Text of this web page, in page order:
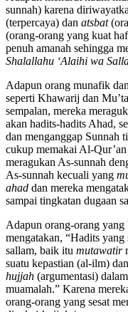
Adapun menurut kaum
sunnah) karena
(terpercaya) danatsbat
(orang-orang yang kuat
penuh amanah sehingga
Adapun orang munafik
seperti Khawarij dan
sempalan, mereka
akan hadits-hadits Ahad,
dan menganggap Sunnah
cukup memakai Al-Qur’an
meragukan As-sunnah
As-sunnah kecuali yang
ahaddan mereka
Adapun orang-orang yang
mengatakan, “Hadits
sallam, baik itu mutawatir
suatu kepastian (al-ilm)
hujjah(argumentasi)
muamalah.” Karena